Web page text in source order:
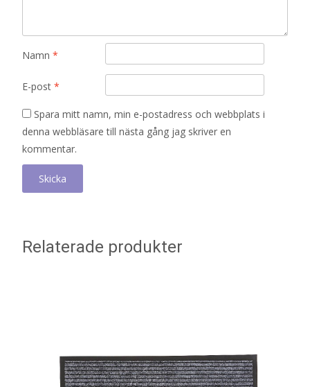
Namn *
E-post *
Spara mitt namn, min e-postadress och webbplats i
denna webbläsare till nästa gång jag skriver en
kommentar.
Relaterade produkter